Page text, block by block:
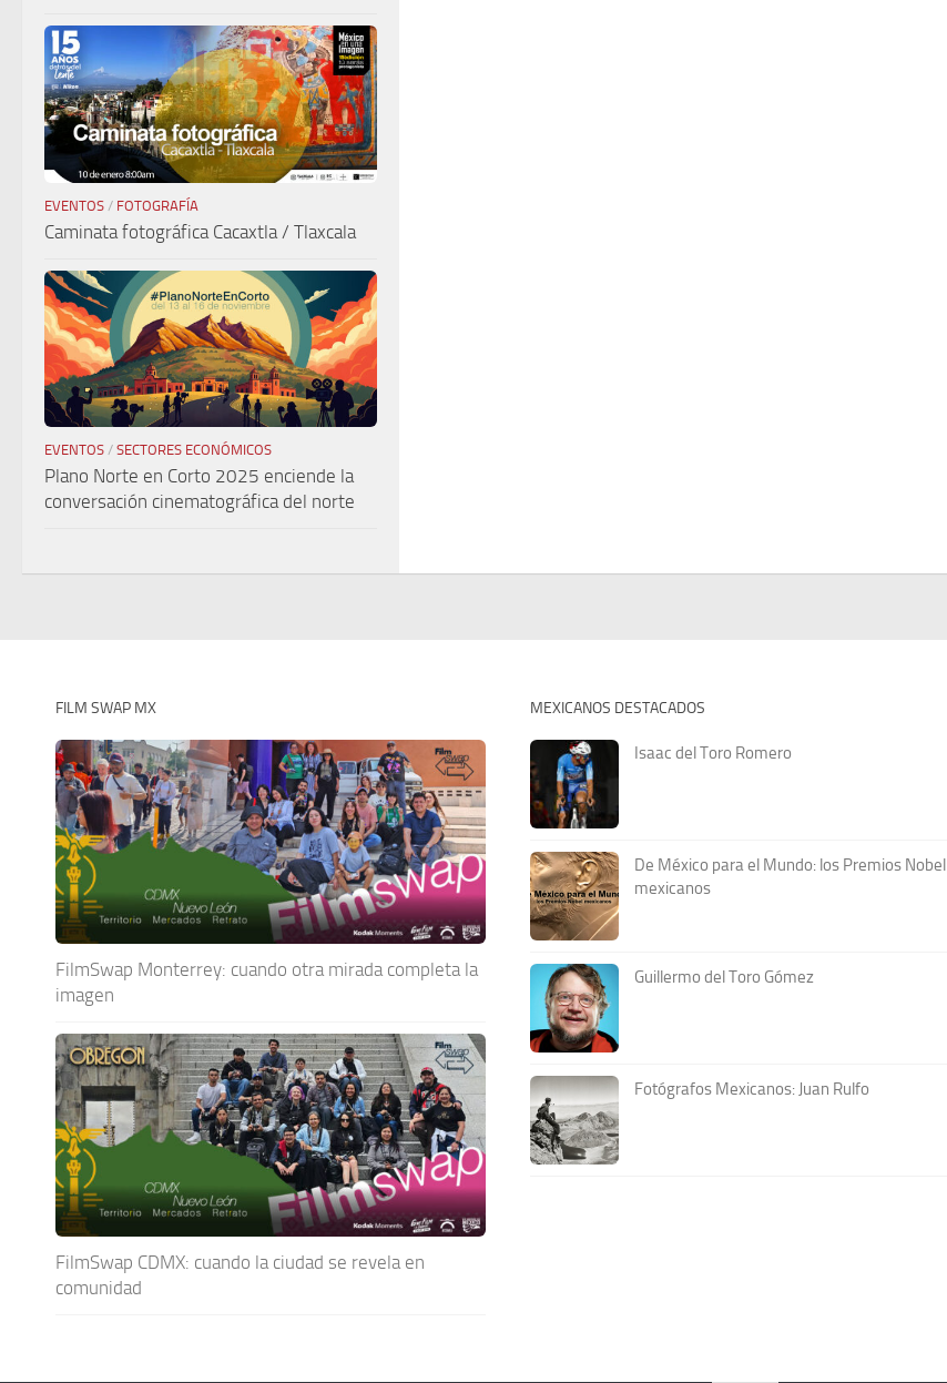
EVENTOS / FOTOGRAFÍA
Caminata fotográfica Cacaxtla / Tlaxcala
EVENTOS / SECTORES ECONÓMICOS
Plano Norte en Corto 2025 enciende la
conversación cinematográfica del norte
FILM SWAP MX
FilmSwap Monterrey: cuando otra mirada completa la
imagen
FilmSwap CDMX: cuando la ciudad se revela en
comunidad
MEXICANOS DESTACADOS
Isaac del Toro Romero
De México para el Mundo: los Premios Nobel
mexicanos
Guillermo del Toro Gómez
Fotógrafos Mexicanos: Juan Rulfo